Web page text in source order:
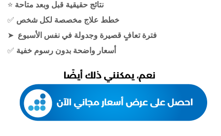
⭐ نتائج حقيقية قبل وبعد متاحة
✅ خطط علاج مخصصة لكل شخص
➤ فترة تعافٍ قصيرة وجدولة في نفس الأسبوع
✅ أسعار واضحة بدون رسوم خفية